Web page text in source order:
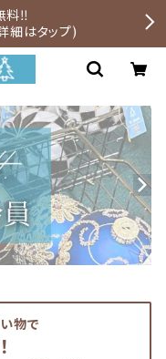
料‼︎
細はタップ)
物で